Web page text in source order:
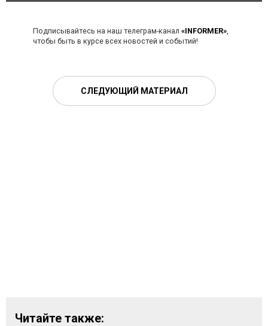
Подписывайтесь на наш телеграм-канал «INFORMER»,
чтобы быть в курсе всех новостей и событий!
СЛЕДУЮЩИЙ МАТЕРИАЛ
Читайте также: